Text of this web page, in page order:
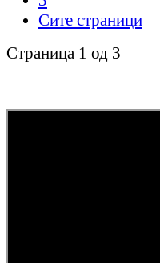
Сите страници
Страница 1 од 3